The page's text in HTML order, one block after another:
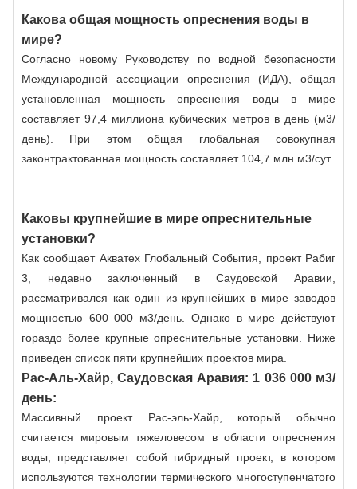
Какова общая мощность опреснения воды в
мире?
Согласно новому Руководству по водной безопасности
Международной ассоциации опреснения (ИДА), общая
установленная мощность опреснения воды в мире
составляет 97,4 миллиона кубических метров в день (м3/
день). При этом общая глобальная совокупная
законтрактованная мощность составляет 104,7 млн ​​м3/сут.
Каковы крупнейшие в мире опреснительные
установки?
Как сообщает Акватех Глобальный События, проект Рабиг
3, недавно заключенный в Саудовской Аравии,
рассматривался как один из крупнейших в мире заводов
мощностью 600 000 м3/день. Однако в мире действуют
гораздо более крупные опреснительные установки. Ниже
приведен список пяти крупнейших проектов мира.
Рас-Аль-Хайр, Саудовская Аравия: 1 036 000 м3/
день:
Массивный проект Рас-эль-Хайр, который обычно
считается мировым тяжеловесом в области опреснения
воды, представляет собой гибридный проект, в котором
используются технологии термического многоступенчатого